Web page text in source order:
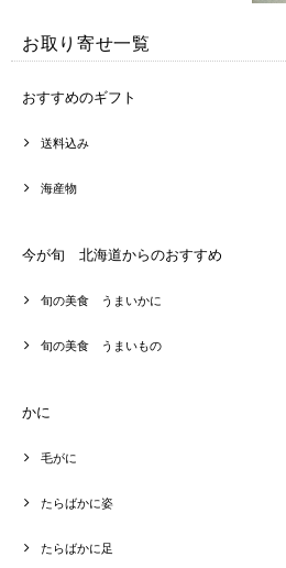
お取り寄せ一覧
おすすめのギフト
送料込み
海産物
今が旬 北海道からのおすすめ
旬の美食 うまいかに
旬の美食 うまいもの
かに
毛がに
たらばかに姿
たらばかに足